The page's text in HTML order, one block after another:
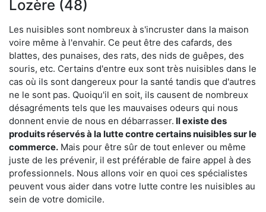
Lozère (48)
Les nuisibles sont nombreux à s'incruster dans la maison
voire même à l'envahir. Ce peut être des cafards, des
blattes, des punaises, des rats, des nids de guêpes, des
souris, etc. Certains d'entre eux sont très nuisibles dans le
cas où ils sont dangereux pour la santé tandis que d'autres
ne le sont pas. Quoiqu'il en soit, ils causent de nombreux
désagréments tels que les mauvaises odeurs qui nous
donnent envie de nous en débarrasser. Il existe des
produits réservés à la lutte contre certains nuisibles sur le
commerce. Mais pour être sûr de tout enlever ou même
juste de les prévenir, il est préférable de faire appel à des
professionnels. Nous allons voir en quoi ces spécialistes
peuvent vous aider dans votre lutte contre les nuisibles au
sein de votre domicile.